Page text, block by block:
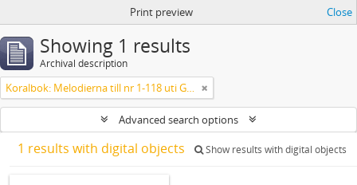
Print preview Close
Showing 1 results
Archival description
Koralbok: Melodierna till nr 1-118 uti Gamla Psalmboken, enstämmigt satta
Advanced search options
1 results with digital objects Show results with digital objects